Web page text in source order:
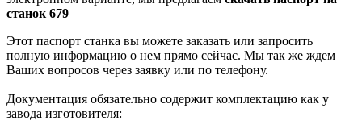
станок 679
Этот паспорт станка вы можете заказать или запросить
полную информацию о нем прямо сейчас. Мы так же ждем
Ваших вопросов через заявку или по телефону.
Документация обязательно содержит комплектацию как у
завода изготовителя: